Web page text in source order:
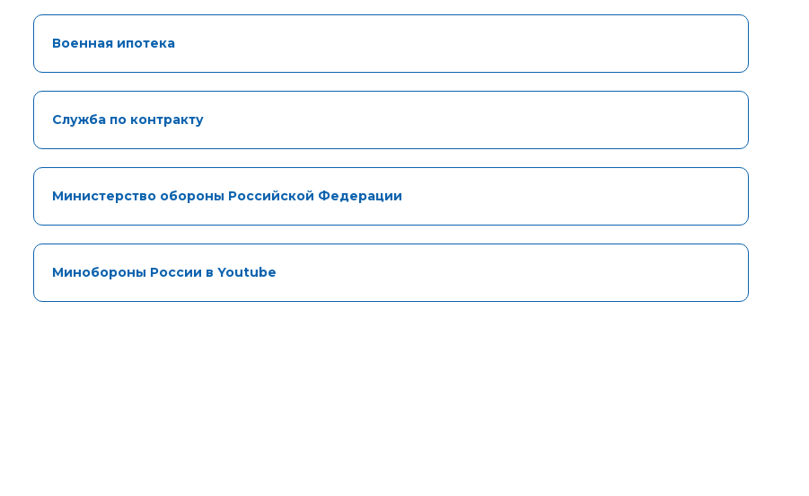
Военная ипотека
Служба по контракту
Министерство обороны Российской Федерации
Минобороны России в Youtube